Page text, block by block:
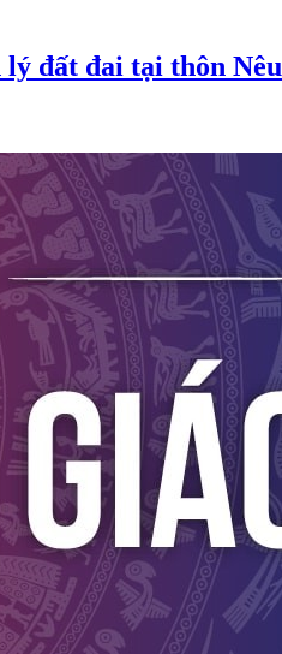
đất đai tại thôn Nêu